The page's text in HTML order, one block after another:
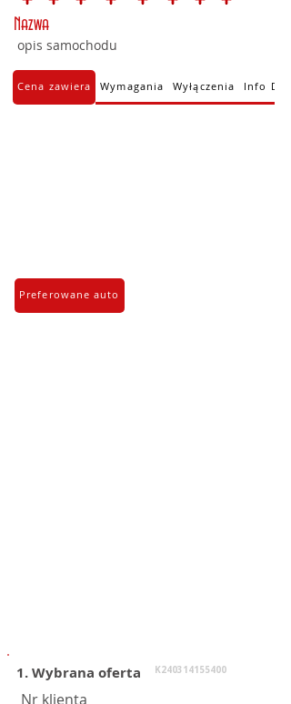
Nazwa
opis samochodu
Cena zawiera Wymagania Wyłączenia Info
Preferowane auto
1. Wybrana oferta K240314155400
Nr klienta